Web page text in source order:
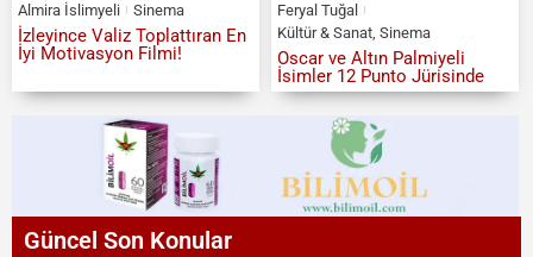
Almira İslimyeli Sinema
İzleyince Valiz Toplattıran En
İyi Motivasyon Filmi!
Feryal Tuğal
Kültür & Sanat, Sinema
Oscar ve Altın Palmiyeli
İsimler 12 Punto Jürisinde
Güncel Son Konular